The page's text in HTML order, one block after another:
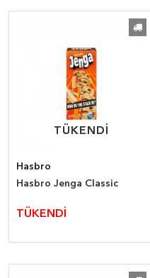
TÜKENDİ
TÜKENDİ
Hasbro
Hasbro Jenga Classic
TÜKENDİ